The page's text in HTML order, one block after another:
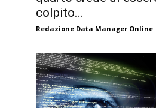
colpito...
Redazione Data Manager Online